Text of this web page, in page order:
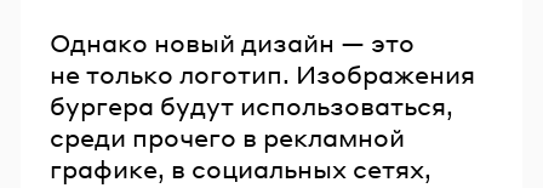
Однако новый дизайн — это
не только логотип. Изображения
бургера будут использоваться,
среди прочего в рекламной
графике, в социальных сетях,